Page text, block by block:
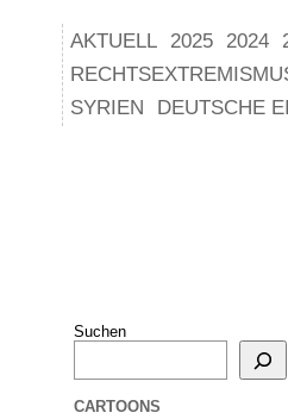
AKTUELL 2025 2024
SYRIEN
DEUTSCHE
Suchen
CARTOONS